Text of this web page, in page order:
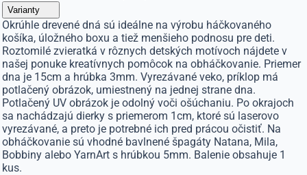
Varianty
Okrúhle drevené dná sú ideálne na výrobu háčkovaného
košíka, úložného boxu a tiež menšieho podnosu pre deti.
Roztomilé zvieratká v rôznych detských motívoch nájdete v
našej ponuke kreatívnych pomôcok na obháčkovanie. Priemer
dna je 15cm a hrúbka 3mm. Vyrezávané veko, príklop má
potlačený obrázok, umiestnený na jednej strane dna.
Potlačený UV obrázok je odolný voči ošúchaniu. Po okrajoch
sa nachádzajú dierky s priemerom 1cm, ktoré sú laserovo
vyrezávané, a preto je potrebné ich pred prácou očistiť. Na
obháčkovanie sú vhodné bavlnené špagáty Natana, Mila,
Bobbiny alebo YarnArt s hrúbkou 5mm. Balenie obsahuje 1
kus.